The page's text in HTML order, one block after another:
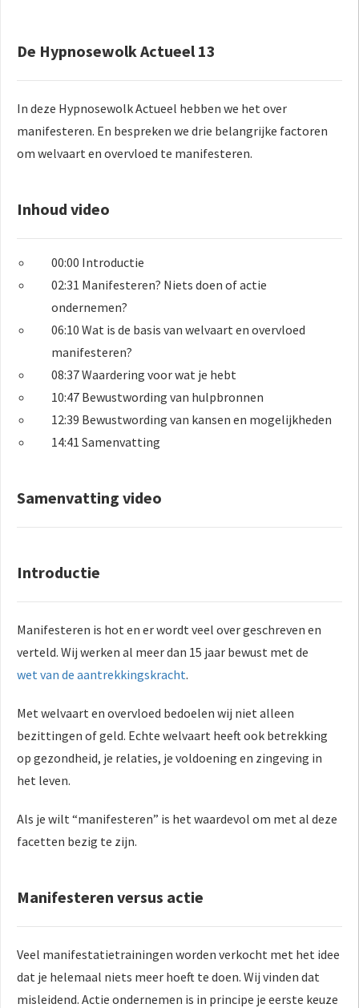
De Hypnosewolk Actueel 13
In deze Hypnosewolk Actueel hebben we het over
manifesteren. En bespreken we drie belangrijke factoren
om welvaart en overvloed te manifesteren.
Inhoud video
00:00 Introductie
02:31 Manifesteren? Niets doen of actie
ondernemen?
06:10 Wat is de basis van welvaart en overvloed
manifesteren?
08:37 Waardering voor wat je hebt
10:47 Bewustwording van hulpbronnen
12:39 Bewustwording van kansen en mogelijkheden
14:41 Samenvatting
Samenvatting video
Introductie
Manifesteren is hot en er wordt veel over geschreven en
verteld. Wij werken al meer dan 15 jaar bewust met de
wet van de aantrekkingskracht.
Met welvaart en overvloed bedoelen wij niet alleen
bezittingen of geld. Echte welvaart heeft ook betrekking
op gezondheid, je relaties, je voldoening en zingeving in
het leven.
Als je wilt “manifesteren” is het waardevol om met al deze
facetten bezig te zijn.
Manifesteren versus actie
Veel manifestatietrainingen worden verkocht met het idee
dat je helemaal niets meer hoeft te doen. Wij vinden dat
misleidend. Actie ondernemen is in principe je eerste keuze